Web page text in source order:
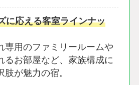
に応える客室ラインナッ
専用のファミリールームや
るお部屋など、家族構成に
が魅力の宿。